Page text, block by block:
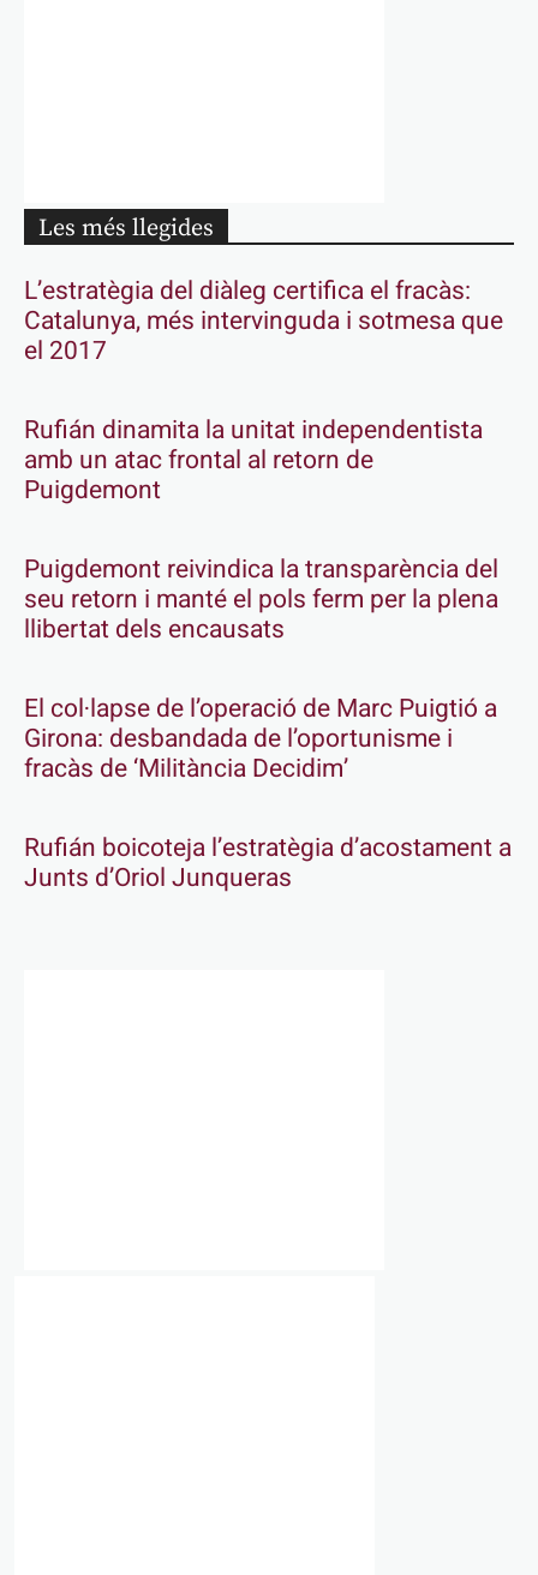
Les més llegides
L’estratègia del diàleg certifica el fracàs:
Catalunya, més intervinguda i sotmesa que
el 2017
Rufián dinamita la unitat independentista
amb un atac frontal al retorn de
Puigdemont
Puigdemont reivindica la transparència del
seu retorn i manté el pols ferm per la plena
llibertat dels encausats
El col·lapse de l’operació de Marc Puigtió a
Girona: desbandada de l’oportunisme i
fracàs de ‘Militància Decidim’
Rufián boicoteja l’estratègia d’acostament a
Junts d’Oriol Junqueras